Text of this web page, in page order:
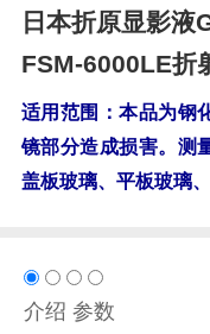
日本折原显影液
FSM-6000LE折
适用范围：本品为钢
镜部分造成损害。测
盖板玻璃、平板玻璃
介绍 参数